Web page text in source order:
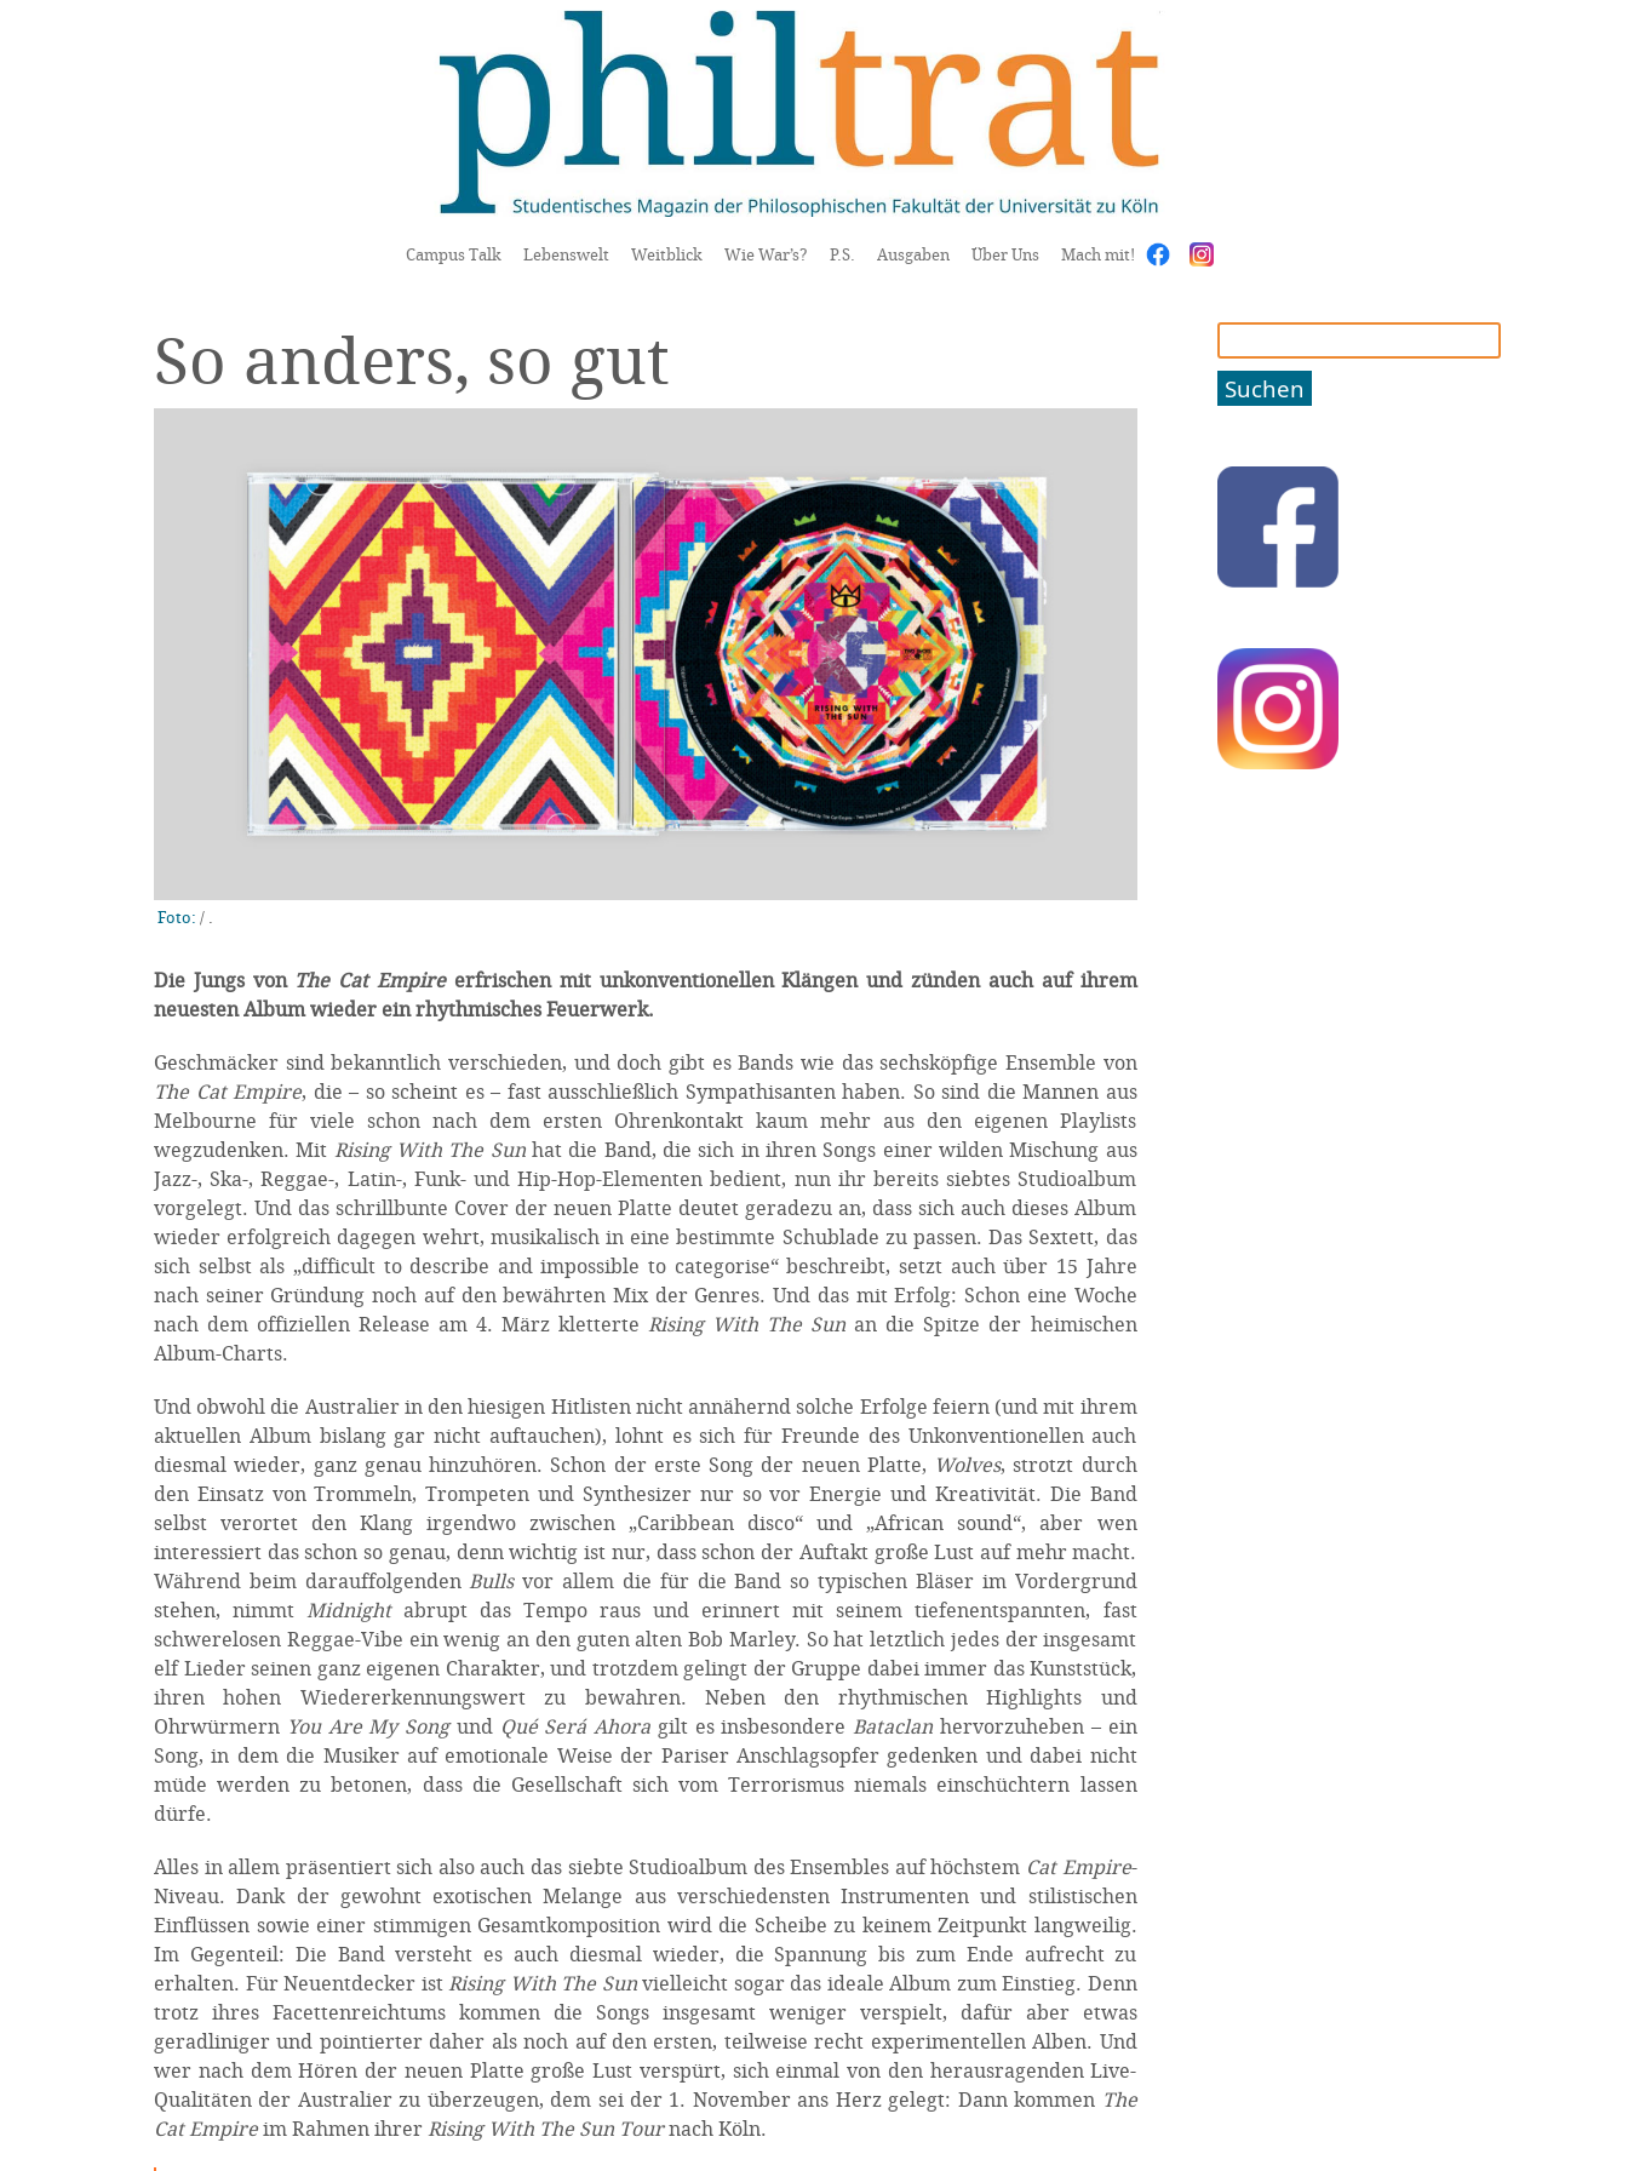
Campus Talk Lebenswelt Weitblick Wie War’s? P.S. Ausgaben Über Uns Mach mit!
So anders, so gut
Foto: / .
Die Jungs von The Cat Empireerfrischen mit unkonventionellen Klängen und zünden auch auf ihrem
neuesten Album wieder ein rhythmisches Feuerwerk.
Geschmäcker sind bekanntlich verschieden, und doch gibt es Bands wie das sechsköpfige Ensemble von
The Cat Empire, die – so scheint es – fast ausschließlich Sympathisanten haben. So sind die Mannen aus
Melbourne für viele schon nach dem ersten Ohrenkontakt kaum mehr aus den eigenen Playlists
wegzudenken. Mit Rising With The Sunhat die Band, die sich in ihren Songs einer wilden Mischung aus
Jazz-, Ska-, Reggae-, Latin-, Funk- und Hip-Hop-Elementen bedient, nun ihr bereits siebtes Studioalbum
vorgelegt. Und das schrillbunte Cover der neuen Platte deutet geradezu an, dass sich auch dieses Album
wieder erfolgreich dagegen wehrt, musikalisch in eine bestimmte Schublade zu passen. Das Sextett, das
sich selbst als „difficult to describe and impossible to categorise“ beschreibt, setzt auch über 15 Jahre
nach seiner Gründung noch auf den bewährten Mix der Genres. Und das mit Erfolg: Schon eine Woche
nach dem offiziellen Release am 4. März kletterteRising With The Sun an die Spitze der heimischen
Album-Charts.
Und obwohl die Australier in den hiesigen Hitlisten nicht annähernd solche Erfolge feiern (und mit ihrem
aktuellen Album bislang gar nicht auftauchen), lohnt es sich für Freunde des Unkonventionellen auch
diesmal wieder, ganz genau hinzuhören. Schon der erste Song der neuen Platte, Wolves, strotzt durch
den Einsatz von Trommeln, Trompeten und Synthesizer nur so vor Energie und Kreativität. Die Band
selbst verortet den Klang irgendwo zwischen „Caribbean disco“ und „African sound“, aber wen
interessiert das schon so genau, denn wichtig ist nur, dass schon der Auftakt große Lust auf mehr macht.
Während beim darauffolgendenBullsvor allem die für die Band so typischen Bläser im Vordergrund
stehen, nimmtMidnightabrupt das Tempo raus und erinnert mit seinem tiefenentspannten, fast
schwerelosen Reggae-Vibe ein wenig an den guten alten Bob Marley. So hat letztlich jedes der insgesamt
elf Lieder seinen ganz eigenen Charakter, und trotzdem gelingt der Gruppe dabei immer das Kunststück,
ihren hohen Wiedererkennungswert zu bewahren. Neben den rhythmischen Highlights und
Ohrwürmern You Are My Songund Qué Será Ahora gilt es insbesondereBataclan hervorzuheben – ein
Song, in dem die Musiker auf emotionale Weise der Pariser Anschlagsopfer gedenken und dabei nicht
müde werden zu betonen, dass die Gesellschaft sich vom Terrorismus niemals einschüchtern lassen
dürfe.
Alles in allem präsentiert sich also auch das siebte Studioalbum des Ensembles auf höchstem Cat Empire-
Niveau. Dank der gewohnt exotischen Melange aus verschiedensten Instrumenten und stilistischen
Einflüssen sowie einer stimmigen Gesamtkomposition wird die Scheibe zu keinem Zeitpunkt langweilig.
Im Gegenteil: Die Band versteht es auch diesmal wieder, die Spannung bis zum Ende aufrecht zu
erhalten. Für Neuentdecker istRising With The Sunvielleicht sogar das ideale Album zum Einstieg. Denn
trotz ihres Facettenreichtums kommen die Songs insgesamt weniger verspielt, dafür aber etwas
geradliniger und pointierter daher als noch auf den ersten, teilweise recht experimentellen Alben. Und
wer nach dem Hören der neuen Platte große Lust verspürt, sich einmal von den herausragenden Live-
Qualitäten der Australier zu überzeugen, dem sei der 1. November ans Herz gelegt: Dann kommen The
Cat Empireim Rahmen ihrerRising With The Sun Tournach Köln.
nach: